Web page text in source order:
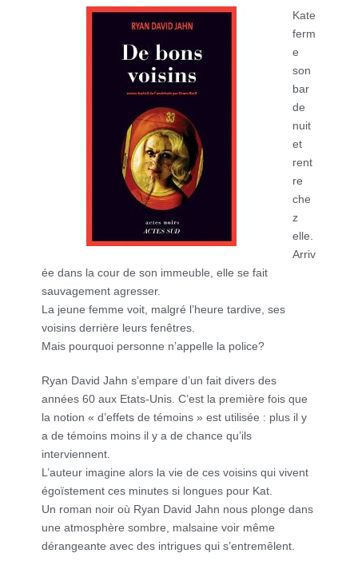
Kate
ferm
e
son
bar
de
nuit
et
rent
re
che
z
elle.
Arriv
ée dans la cour de son immeuble, elle se fait
sauvagement agresser.
La jeune femme voit, malgré l’heure tardive, ses
voisins derrière leurs fenêtres.
Mais pourquoi personne n’appelle la police?
Ryan David Jahn s’empare d’un fait divers des
années 60 aux Etats-Unis. C’est la première fois que
la notion « d’effets de témoins » est utilisée : plus il y
a de témoins moins il y a de chance qu’ils
interviennent.
L’auteur imagine alors la vie de ces voisins qui vivent
égoïstement ces minutes si longues pour Kat.
Un roman noir où Ryan David Jahn nous plonge dans
une atmosphère sombre, malsaine voir même
dérangeante avec des intrigues qui s’entremêlent.